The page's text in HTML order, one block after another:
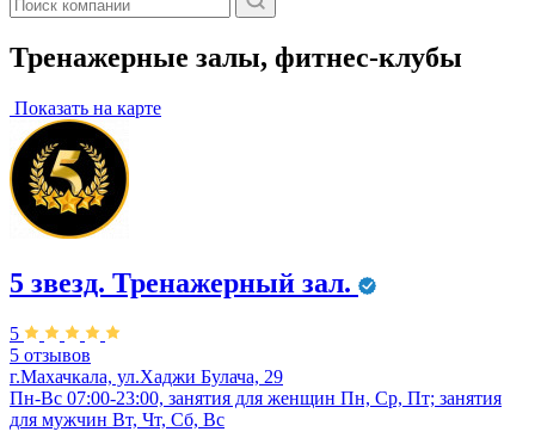
Тренажерные залы, фитнес-клубы
Показать на карте
5 звезд. Тренажерный зал.
5
5 отзывов
г.Махачкала, ул.Хаджи Булача, 29
Пн-Вс 07:00-23:00, занятия для женщин Пн, Ср, Пт; занятия
для мужчин Вт, Чт, Сб, Вс